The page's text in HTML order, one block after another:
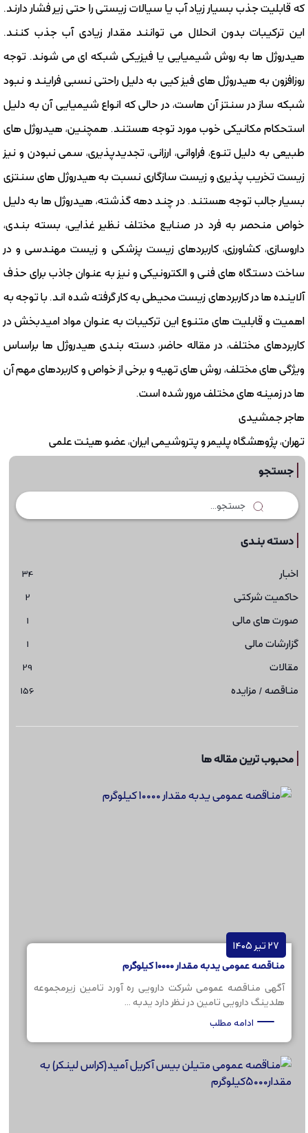
كه قابلیت جذب بسیار زیاد آب یا سیالات زیستی را حتی زیر فشار دارند.
این ترکیبات بدون انحلال می توانند مقدار زیادی آب جذب کنند.
هیدروژل ها به روش شیمیایی یا فیزیکی شبکه ای می شوند. توجه
روزافزون به هیدروژل های فیز كیی به دلیل راحتی نسبی فرایند و نبود
شبکه ساز در سنتز آن هاست، در حالی که انواع شیمیایی آن به دلیل
استحکام مکانیکی خوب مورد توجه هستند. همچنین، هیدروژل های
طبیعی به دلیل تنوع، فراوانی، ارزانی، تجدیدپذیری، سمی نبودن و نیز
زیست تخریب پذیری و زیست سازگاری نسبت به هیدروژل های سنتزی
بسیار جالب توجه هستند. در چند دهه گذشته، هیدروژل ها به دلیل
خواص منحصر به فرد در صنایع مختلف نظیر غذایی، بسته بندی،
داروسازی، کشاورزی، کاربردهای زیست پزشکی و زیست مهندسی و در
ساخت دستگاه های فنی و الکترونیکی و نیز به عنوان جاذب برای حذف
آلاینده ها در کاربردهای زیست محیطی به کار گرفته شده اند. با توجه به
اهمیت و قابلیت های متنوع این تركیبات به عنوان مواد امیدبخش در
كاربردهای مختلف، در مقاله حاضر، دسته بندی هیدروژل ها براساس
ویژگی های مختلف، روش های تهیه و برخی از خواص و کاربردهای مهم آن
ها در زمینه های مختلف مرور شده است.
هاجر جمشیدی
تهران، پژوهشگاه پلیمر و پتروشیمی ایران، عضو هیئت علمی
جستجو
دسته بندی
اخبار 34
حاکمیت شرکتی 2
صورت های مالی 1
گزارشات مالی 1
مقالات 29
مناقصه / مزایده 156
محبوب ترین مقاله ها
27 تیر 1405
مناقصه عمومی یدبه مقدار 10000 کیلوگرم
آگهی مناقصه عمومی شرکت دارویی ره آورد تامین زیرمجموعه
هلدینگ دارویی تامین در نظر دارد یدبه ...
ادامه مطلب